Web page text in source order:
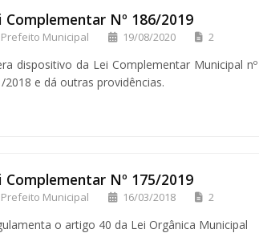
Complementar Nº 186/2019
Prefeito Municipal 19/08/2020 2
dispositivo da Lei Complementar Municipal
2018 e dá outras providências.
Complementar Nº 175/2019
Prefeito Municipal 16/03/2018 2
o artigo 40 da Lei Orgânica Municipal